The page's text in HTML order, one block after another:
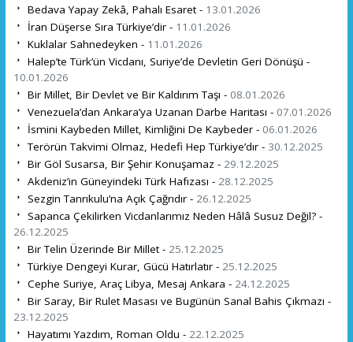
Bedava Yapay Zekâ, Pahalı Esaret - 13.01.2026
İran Düşerse Sıra Türkiye’dir - 11.01.2026
Kuklalar Sahnedeyken - 11.01.2026
Halep’te Türk’ün Vicdanı, Suriye’de Devletin Geri Dönüşü -
10.01.2026
Bir Millet, Bir Devlet ve Bir Kaldırım Taşı - 08.01.2026
Venezuela’dan Ankara’ya Uzanan Darbe Haritası - 07.01.2026
İsmini Kaybeden Millet, Kimliğini De Kaybeder - 06.01.2026
Terörün Takvimi Olmaz, Hedefi Hep Türkiye’dır - 30.12.2025
Bir Göl Susarsa, Bir Şehir Konuşamaz - 29.12.2025
Akdeniz’in Güneyindeki Türk Hafızası - 28.12.2025
Sezgin Tanrıkulu’na Açık Çağrıdır - 26.12.2025
Sapanca Çekilirken Vicdanlarımız Neden Hâlâ Susuz Değil? -
26.12.2025
Bir Telin Üzerinde Bir Millet - 25.12.2025
Türkiye Dengeyi Kurar, Gücü Hatırlatır - 25.12.2025
Cephe Suriye, Araç Libya, Mesaj Ankara - 24.12.2025
Bir Saray, Bir Rulet Masası ve Bugünün Sanal Bahis Çıkmazı -
23.12.2025
Hayatımı Yazdım, Roman Oldu - 22.12.2025